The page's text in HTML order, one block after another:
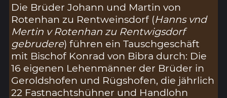
Die Brüder Johann und Martin von
Rotenhan zu Rentweinsdorf (Hanns vnd
Mertin v Rotenhan zu Rentwigsdorf
gebrudere) führen ein Tauschgeschäft
mit Bischof Konrad von Bibra durch: Die
16 eigenen Lehenmänner der Brüder in
Geroldshofen und Rügshofen, die jährlich
22 Fastnachtshühner und Handlohn